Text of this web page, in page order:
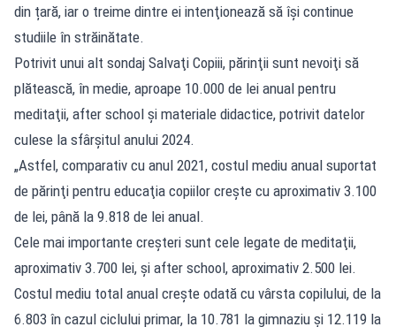
din țară, iar o treime dintre ei intenţionează să îşi continue
studiile în străinătate.
Potrivit unui alt sondaj Salvaţi Copiii, părinţii sunt nevoiţi să
plătească, în medie, aproape 10.000 de lei anual pentru
meditaţii, after school şi materiale didactice, potrivit datelor
culese la sfârșitul anului 2024.
„Astfel, comparativ cu anul 2021, costul mediu anual suportat
de părinţi pentru educaţia copiilor creşte cu aproximativ 3.100
de lei, până la 9.818 de lei anual.
Cele mai importante creşteri sunt cele legate de meditaţii,
aproximativ 3.700 lei, şi after school, aproximativ 2.500 lei.
Costul mediu total anual creşte odată cu vârsta copilului, de la
6.803 în cazul ciclului primar, la 10.781 la gimnaziu şi 12.119 la